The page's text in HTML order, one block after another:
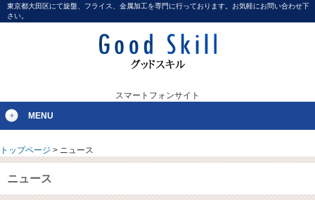
東京都大田区にて旋盤、フライス、金属加工を専門に行っております。お気軽にお問い合わせ下
さい。
スマートフォンサイト
MENU
トップページ > ニュース
ニュース